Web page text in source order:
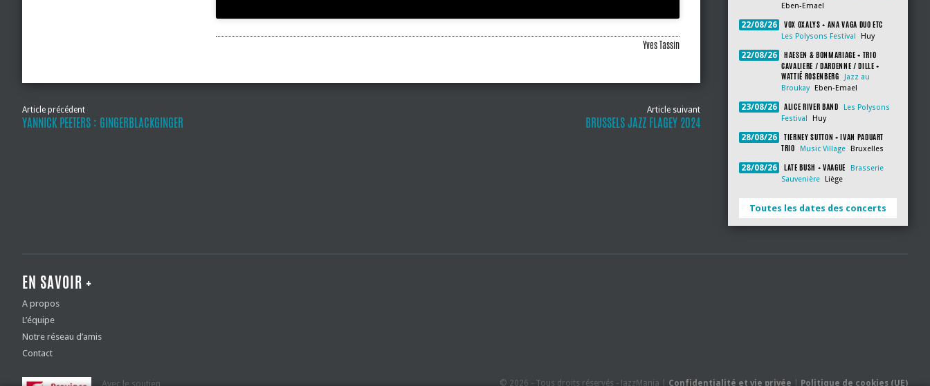
Yves Tassin
Article précédent
YANNICK PEETERS : GINGERBLACKGINGER
Article suivant
BRUSSELS JAZZ FLAGEY 2024
Eben-Emael
22/08/26 VOX OXALYS + ANA VAGA DUO ETC
Les Polysons Festival Huy
22/08/26
HAESEN & BONMARIAGE + TRIO
CAVALIERE / DARDENNE / DILLE +
WATTIÉ ROSENBERG
Jazz au
Broukay
Eben-Emael
23/08/26 ALICE RIVER BAND
Les Polysons
Festival
Huy
28/08/26
TIERNEY SUTTON + IVAN PADUART
TRIO
Music Village Bruxelles
28/08/26 LATE BUSH + VAAGUE
Brasserie
Sauvenière
Liège
Toutes les dates des concerts
EN SAVOIR +
A propos
L’équipe
Notre réseau d’amis
Contact
Avec le soutien © 2026 - Tous droits réservés - JazzMania | Confidentialité et vie privée Politique de cookies (UE)